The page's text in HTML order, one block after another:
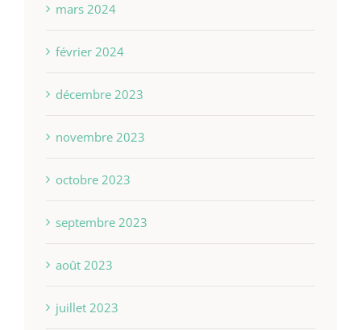
mars 2024
février 2024
décembre 2023
novembre 2023
octobre 2023
septembre 2023
août 2023
juillet 2023